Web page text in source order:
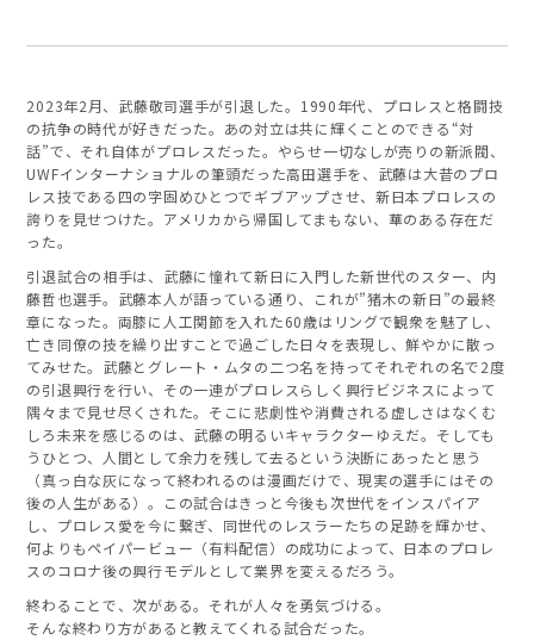
2023年2月、武藤敬司選手が引退した。1990年代、プロレスと格闘技
の抗争の時代が好きだった。あの対立は共に輝くことのできる“対
話”で、それ自体がプロレスだった。やらせ一切なしが売りの新派閥、
UWFインターナショナルの筆頭だった高田選手を、武藤は大昔のプロ
レス技である四の字固めひとつでギブアップさせ、新日本プロレスの
誇りを見せつけた。アメリカから帰国してまもない、華のある存在だ
った。
引退試合の相手は、武藤に憧れて新日に入門した新世代のスター、内
藤哲也選手。武藤本人が語っている通り、これが”猪木の新日”の最終
章になった。両膝に人工関節を入れた60歳はリングで観衆を魅了し、
亡き同僚の技を繰り出すことで過ごした日々を表現し、鮮やかに散っ
てみせた。武藤とグレート・ムタの二つ名を持ってそれぞれの名で2度
の引退興行を行い、その一連がプロレスらしく興行ビジネスによって
隅々まで見せ尽くされた。そこに悲劇性や消費される虚しさはなくむ
しろ未来を感じるのは、武藤の明るいキャラクターゆえだ。そしても
うひとつ、人間として余力を残して去るという決断にあったと思う
（真っ白な灰になって終われるのは漫画だけで、現実の選手にはその
後の人生がある）。この試合はきっと今後も次世代をインスパイア
し、プロレス愛を今に繋ぎ、同世代のレスラーたちの足跡を輝かせ、
何よりもペイパービュー（有料配信）の成功によって、日本のプロレ
スのコロナ後の興行モデルとして業界を変えるだろう。
終わることで、次がある。それが人々を勇気づける。
そんな終わり方があると教えてくれる試合だった。